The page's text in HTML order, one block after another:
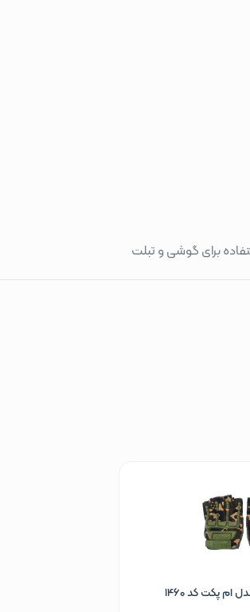
برای گوشی و تبلت
پکت کد 1460